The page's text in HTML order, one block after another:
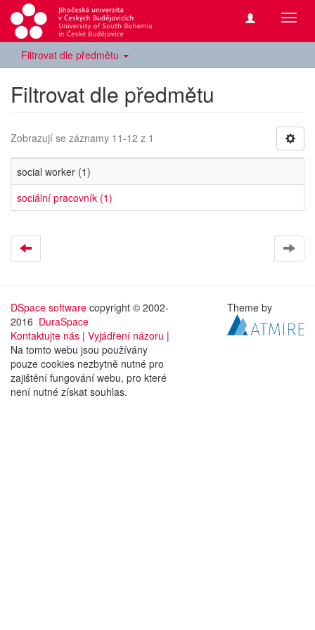
Filtrovat dle předmětu
Filtrovat dle předmětu
Zobrazují se záznamy 11-12 z 1
social worker (1)
sociální pracovník (1)
DSpace software copyright © 2002-
2016 DuraSpace
Kontaktujte nás | Vyjádření názoru |
Na tomto webu jsou používány
pouze cookies nezbytně nutné pro
zajištění fungování webu, pro které
není nutné získat souhlas.
Theme by